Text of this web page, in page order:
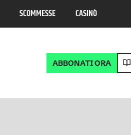
SCOMMESSE CASINÒ
ABBONATI ORA